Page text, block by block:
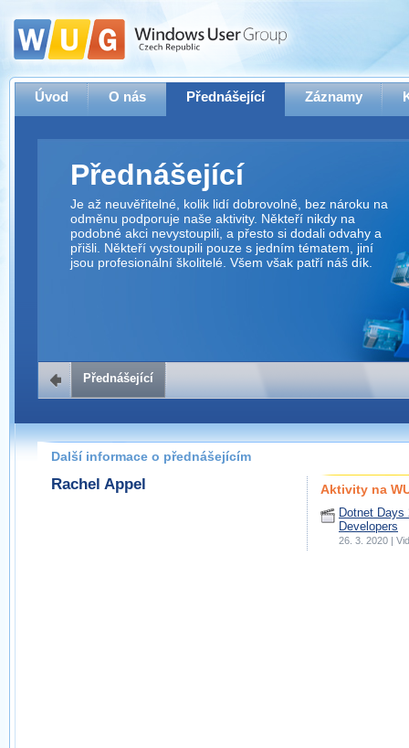
Úvod O nás Přednášející Záznamy
Přednášející
Je až neuvěřitelné, kolik lidí dobrovolně, bez nároku na
odměnu podporuje naše aktivity. Někteří nikdy na
podobné akci nevystoupili, a přesto si dodali odvahy a
přišli. Někteří vystoupili pouze s jedním tématem, jiní
jsou profesionální školitelé. Všem však patří náš dík.
Přednášející
Další informace o přednášejícím
Rachel Appel Aktivity na
Dotnet Days
Developers
26. 3. 2020 |